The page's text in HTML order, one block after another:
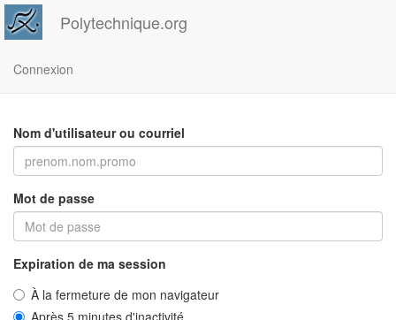
Polytechnique.org
Connexion
Nom d'utilisateur ou courriel
Mot de passe
Expiration de ma session
À la fermeture de mon navigateur
Après 5 minutes d'inactivité